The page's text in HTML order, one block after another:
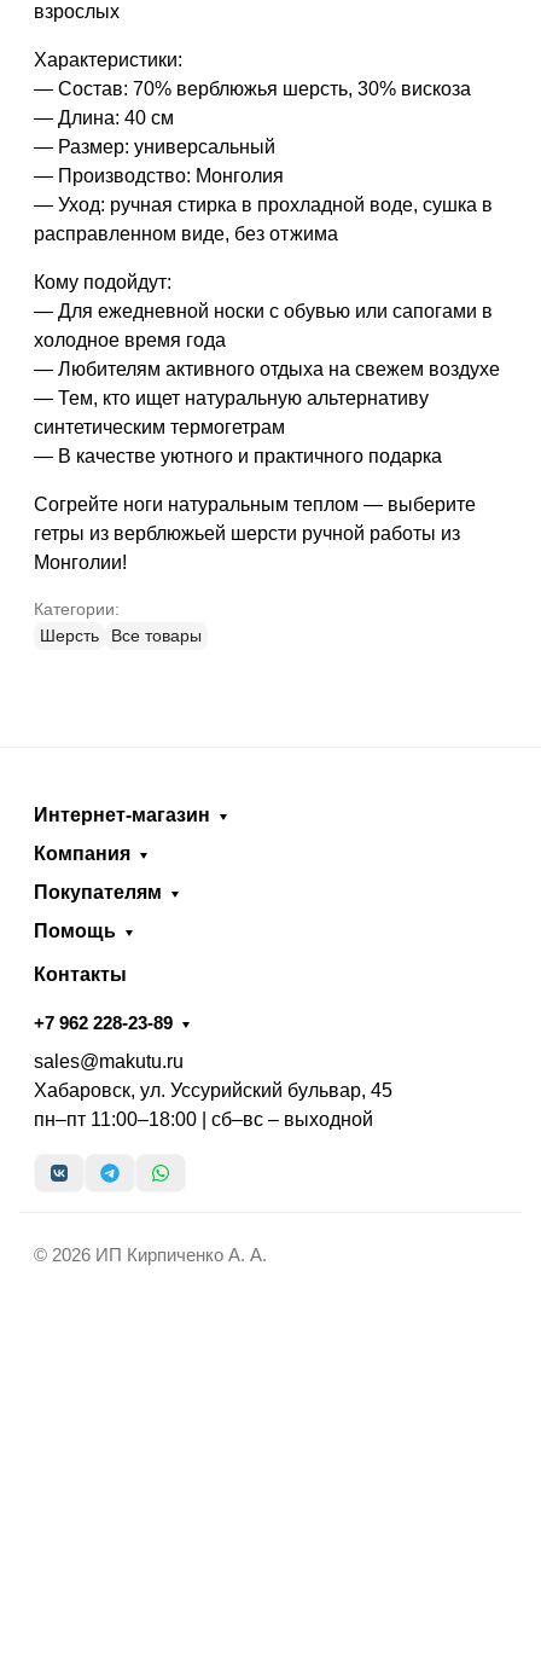
взрослых
Характеристики:
— Состав: 70% верблюжья шерсть, 30% вискоза
— Длина: 40 см
— Размер: универсальный
— Производство: Монголия
— Уход: ручная стирка в прохладной воде, сушка в
расправленном виде, без отжима
Кому подойдут:
— Для ежедневной носки с обувью или сапогами в
холодное время года
— Любителям активного отдыха на свежем воздухе
— Тем, кто ищет натуральную альтернативу
синтетическим термогетрам
— В качестве уютного и практичного подарка
Согрейте ноги натуральным теплом — выберите
гетры из верблюжьей шерсти ручной работы из
Монголии!
Категории:
Шерсть
Все товары
Интернет-магазин
Компания
Покупателям
Помощь
Контакты
+7 962 228-23-89
sales@makutu.ru
Хабаровск, ул. Уссурийский бульвар, 45
пн–пт 11:00–18:00 | сб–вс – выходной
© 2026 ИП Кирпиченко А. А.